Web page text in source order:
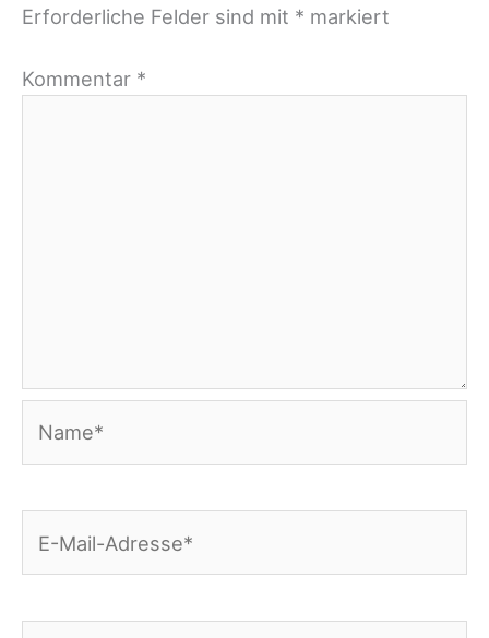
Erforderliche Felder sind mit * markiert
Kommentar *
Mail-